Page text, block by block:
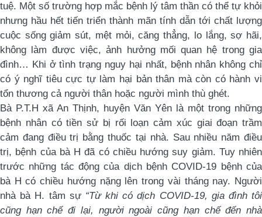
tuệ. Một số trường hợp mắc bệnh lý tâm thần có thể tự khỏi
nhưng hầu hết tiến triển thành mãn tính dẫn tới chất lượng
cuộc sống giảm sút, mệt mỏi, căng thẳng, lo lắng, sợ hãi,
không làm được việc, ảnh hưởng mối quan hệ trong gia
đình… Khi ở tình trạng nguy hại nhất, bệnh nhân không chỉ
có ý nghĩ tiêu cực tự làm hại bản thân mà còn có hành vi
tổn thương cả người thân hoặc người mình thù ghét.
Bà P.T.H xã An Thịnh, huyện Văn Yên là một trong những
bệnh nhân có tiền sử bị rối loạn cảm xúc giai đoạn trầm
cảm đang điều trị bằng thuốc tại nhà. Sau nhiều năm điều
trị, bệnh của bà H đã có chiều hướng suy giảm. Tuy nhiên
trước những tác động của dịch bệnh COVID-19 bệnh của
bà H có chiều hướng nặng lên trong vài tháng nay. Người
nhà bà H. tâm sự “Từ khi có dịch COVID-19, gia đình tôi
cũng hạn chế đi lại, người ngoài cũng hạn chế đến nhà